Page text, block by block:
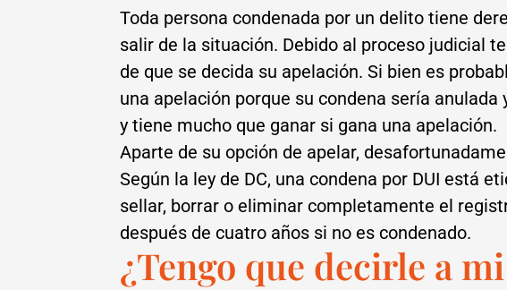
Toda persona condenada por un delito tiene
salir de la situación. Debido al proceso judicial
de que se decida su apelación. Si bien es
una apelación porque su condena sería
y tiene mucho que ganar si gana una apelación.
Aparte de su opción de apelar,
Según la ley de DC, una condena por DUI está
sellar, borrar o eliminar completamente el
después de cuatro años si no es condenado.
¿Tengo que decirle a